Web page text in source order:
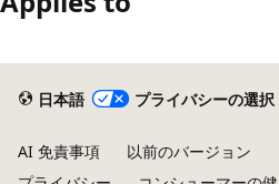
日本語 プライバシーの選択
AI 免責事項 以前のバージョン